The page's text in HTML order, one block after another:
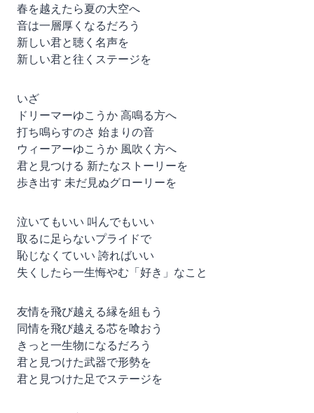
春を越えたら夏の大空へ
音は一層厚くなるだろう
新しい君と聴く名声を
新しい君と往くステージを
いざ
ドリーマーゆこうか 高鳴る方へ
打ち鳴らすのさ 始まりの音
ウィーアーゆこうか 風吹く方へ
君と見つける 新たなストーリーを
歩き出す 未だ見ぬグローリーを
泣いてもいい 叫んでもいい
取るに足らないプライドで
恥じなくていい 誇ればいい
失くしたら一生悔やむ「好き」なこと
友情を飛び越える縁を組もう
同情を飛び越える芯を喰おう
きっと一生物になるだろう
君と見つけた武器で形勢を
君と見つけた足でステージを